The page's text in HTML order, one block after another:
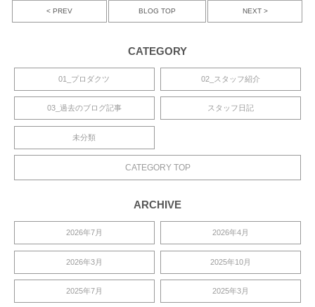
< PREV BLOG TOP NEXT >
CATEGORY
01_プロダクツ 02_スタッフ紹介
03_過去のブログ記事 スタッフ日記
未分類
CATEGORY TOP
ARCHIVE
2026年7月 2026年4月
2026年3月 2025年10月
2025年7月 2025年3月